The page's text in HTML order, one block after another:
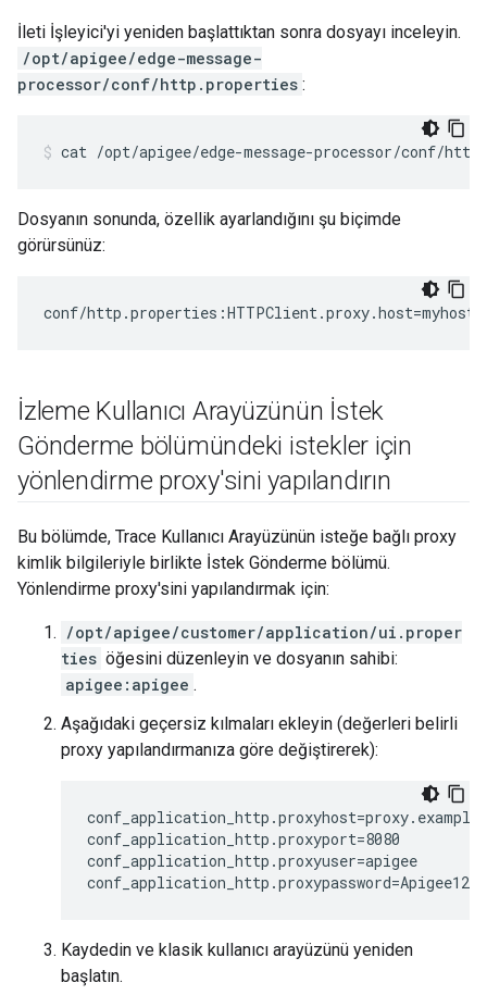
İleti İşleyici'yi yeniden başlattıktan sonra dosyayı inceleyin.
/opt/apigee/edge-message-
processor/conf/http.properties :
cat /opt/apigee/edge-message-processor/conf/
Dosyanın sonunda, özellik ayarlandığını şu biçimde
görürsünüz:
conf/
İzleme Kullanıcı Arayüzünün İstek
Gönderme bölümündeki istekler için
yönlendirme proxy'sini yapılandırın
Bu bölümde, Trace Kullanıcı Arayüzünün isteğe bağlı proxy
kimlik bilgileriyle birlikte İstek Gönderme bölümü.
Yönlendirme proxy'sini yapılandırmak için:
/opt/apigee/customer/application/ui.proper
ties öğesini düzenleyin ve dosyanın sahibi:
apigee:apigee .
Aşağıdaki geçersiz kılmaları ekleyin (değerleri belirli
proxy yapılandırmanıza göre değiştirerek):
conf_application_http.proxyport=8080
conf_application_http.proxyuser=apigee
conf_application_http.proxypassword=Apigee123!
Kaydedin ve klasik kullanıcı arayüzünü yeniden
başlatın.